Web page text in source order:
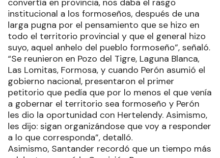
institucional a los formoseños, después de una
larga pugna por el pensamiento que se hizo en
todo el territorio provincial y que el general hizo
suyo, aquel anhelo del pueblo formoseño”, señaló.
“Se reunieron en Pozo del Tigre, Laguna Blanca,
Las Lomitas, Formosa, y cuando Perón asumió el
gobierno nacional, presentaron el primer
petitorio que pedía que por lo menos el que venía
a gobernar el territorio sea formoseño y Perón
les dio la oportunidad con Hertelendy. Asimismo,
les dijo: sigan organizándose que voy a responder
a lo que corresponda”, detalló.
Asimismo, Santander recordó que un tiempo más